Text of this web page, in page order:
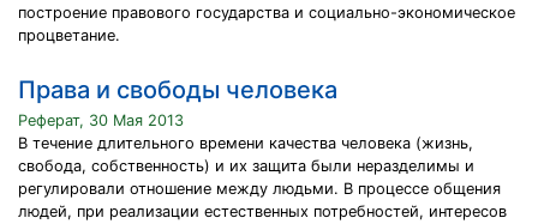
построение правового государства и социально-экономическое
процветание.
Права и свободы человека
Реферат, 30 Мая 2013
В течение длительного времени качества человека (жизнь,
свобода, собственность) и их защита были неразделимы и
регулировали отношение между людьми. В процессе общения
людей, при реализации естественных потребностей, интересов